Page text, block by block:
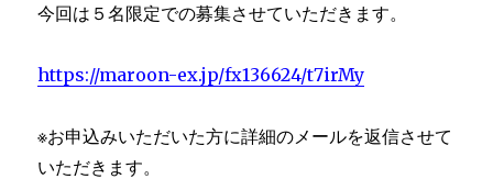
今回は５名限定での募集させていただきます。
https://maroon-ex.jp/fx136624/t7irMy
※お申込みいただいた方に詳細のメールを返信させて
いただきます。